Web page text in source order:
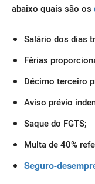
abaixo quais são os
Salário dos dias
Férias
Décimo terceiro
Aviso prévio
Saque do FGTS;
Multa de 40%
Seguro-